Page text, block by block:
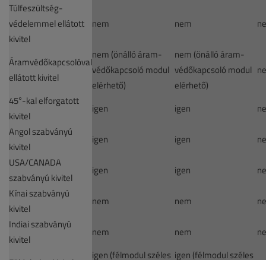
Túlfeszültség-
védelemmel ellátott
kivitel
nem nem
Áramvédőkapcsolóval
ellátott kivitel
nem (önálló áram-
védőkapcsoló modul
elérhető)
nem (önálló áram-
védőkapcsoló modul
elérhető)
45°-kal elforgatott
kivitel
igen igen
Angol szabványú
kivitel
igen igen
USA/CANADA
szabványú kivitel
igen igen
Kínai szabványú
kivitel
nem nem
Indiai szabványú
kivitel
nem nem
igen (félmodul széles igen (félmodul széles